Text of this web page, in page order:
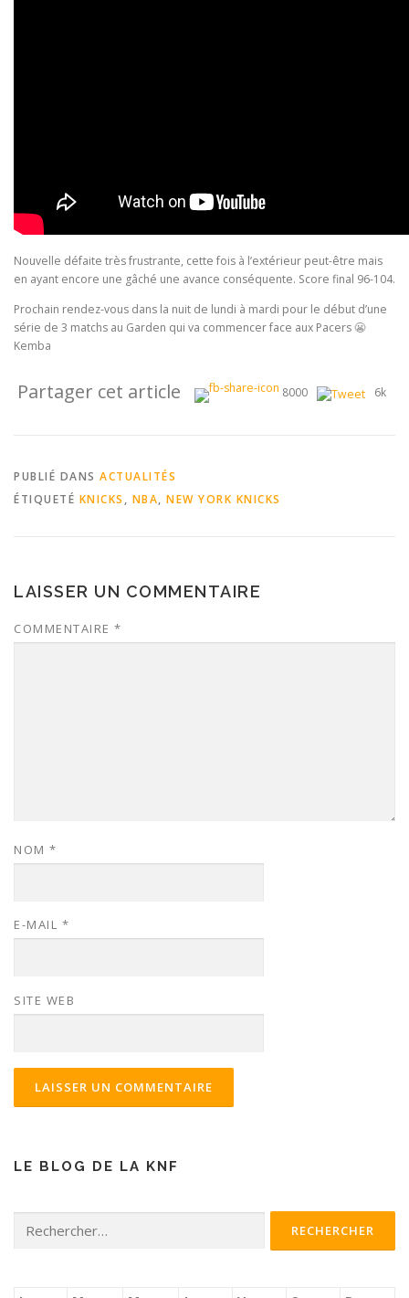
Nouvelle défaite très frustrante, cette fois à l’extérieur peut-être mais
en ayant encore une gâché une avance conséquente. Score final 96-104.
Prochain rendez-vous dans la nuit de lundi à mardi pour le début d’une
série de 3 matchs au Garden qui va commencer face aux Pacers 😬
Kemba
Partager cet article 8000 6k
PUBLIÉ DANS ACTUALITÉS
ÉTIQUETÉ KNICKS , NBA, NEW YORK KNICKS
LAISSER UN COMMENTAIRE
COMMENTAIRE *
NOM *
E-MAIL *
SITE WEB
LE BLOG DE LA KNF